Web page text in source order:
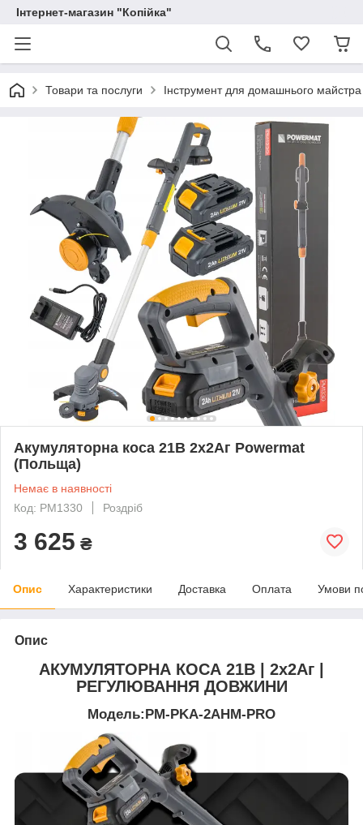
Інтернет-магазин "Копійка"
Товари та послуги Інструмент для домашнього майстра
Акумуляторна коса 21В 2х2Aг Powermat
(Польща)
Немає в наявності
Код: PM1330
Роздріб
3 625 ₴
Опис Характеристики Доставка Оплата Умови
Опис
АКУМУЛЯТОРНА КОСА 21В | 2x2Аг |
РЕГУЛЮВАННЯ ДОВЖИНИ
Модель:PM-PKA-2AHM-PRO